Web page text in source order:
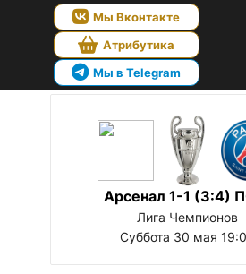
Мы Вконтакте
Атрибутика
Мы в Telegram
Арсенал 1-1 (3:4)
Лига Чемпионов
Суббота 30 мая